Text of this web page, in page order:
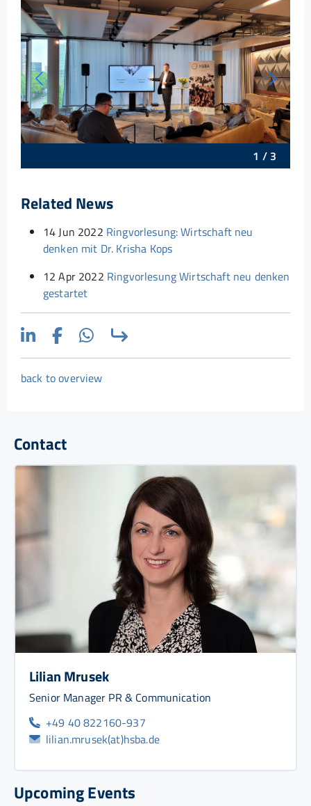
1 / 3
Related News
14 Jun 2022 Ringvorlesung: Wirtschaft neu
denken mit Dr. Krisha Kops
12 Apr 2022 Ringvorlesung Wirtschaft neu denken
gestartet
back to overview
Contact
Lilian Mrusek
Senior Manager PR & Communication
+49 40 822160-937
lilian.mrusek(at)hsba.de
Upcoming Events